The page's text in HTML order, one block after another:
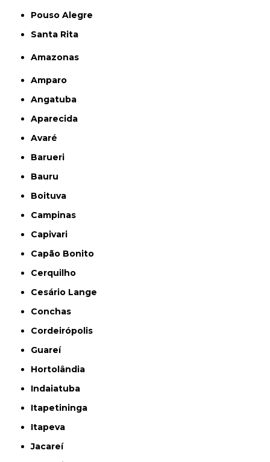
Pouso Alegre
Santa Rita
Amazonas
Amparo
Angatuba
Aparecida
Avaré
Barueri
Bauru
Boituva
Campinas
Capivari
Capão Bonito
Cerquilho
Cesário Lange
Conchas
Cordeirópolis
Guareí
Hortolândia
Indaiatuba
Itapetininga
Itapeva
Jacareí